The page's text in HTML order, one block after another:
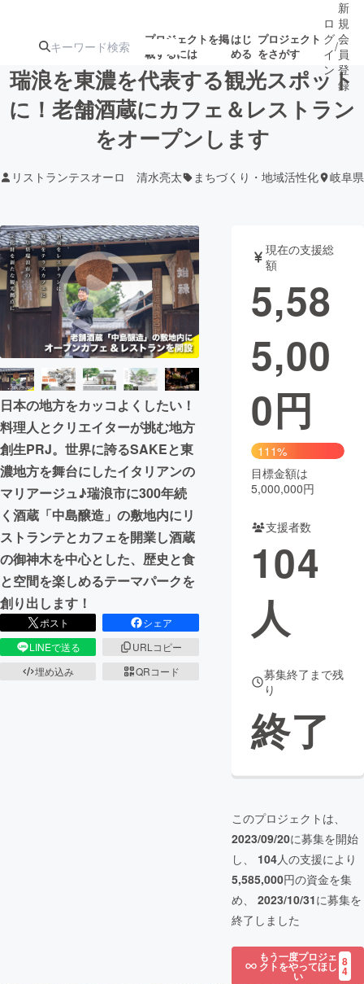
プロジェクトを掲
載するには
はじ
める
プロジェクト
をさがす
注目のリ 注目の新着プロ募集終了が近いプ
テクノロジー・ガジェット
映像・映画 書籍・雑誌
ビジネス・起業 チャレンジ
まちづくり・地域活性化
CAMPFIRE for Social Good
CAMPFIRE Creation
CAMPFIREふるさと納税machi-ya コミュニティ
ロ
グ
イ
ン
/
新
規
会
員
登
録
瑞浪を東濃を代表する観光スポット
に！老舗酒蔵にカフェ＆レストラン
をオープンします
リストランテスオーロ 清水亮太 まちづくり・地域活性化 岐阜県
日本の地方をカッコよくしたい！
料理人とクリエイターが挑む地方
創生PRJ。世界に誇るSAKEと東
濃地方を舞台にしたイタリアンの
マリアージュ♪瑞浪市に300年続
く酒蔵「中島醸造」の敷地内にリ
ストランテとカフェを開業し酒蔵
の御神木を中心とした、歴史と食
と空間を楽しめるテーマパークを
創り出します！
ポスト
シェア
LINEで送る
URLコピー
埋め込み
QRコード
現在の支援総
額
5,58
5,00
0円
111%
目標金額は
5,000,000円
支援者数
104
人
募集終了まで残
り
終了
このプロジェクトは、
2023/09/20に募集を開始
し、 104人の支援により
5,585,000円の資金を集
め、 2023/10/31に募集を
終了しました
もう一度プロジェ
クトをやってほし
い
8
4